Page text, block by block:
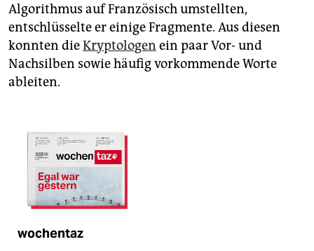
Algorithmus auf Französisch umstellten,
entschlüsselte er einige Fragmente. Aus diesen
konnten dieKryptologen ein paar Vor- und
Nachsilben sowie häufig vorkommende Worte
ableiten.
wochentaz